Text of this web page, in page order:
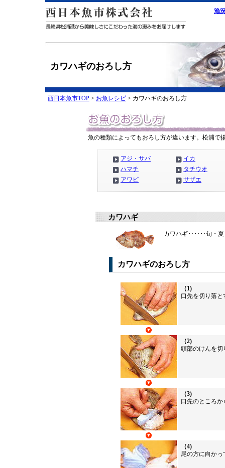
漁
カワハギのおろし方
西日本魚市TOP > お魚レシピ > カワハギのおろし方
魚の種類によってもおろし方が違います。松浦で
アジ・サバ
イカ
ハマチ
タチウオ
アワビ
サザエ
カワハギ
カワハギ‥‥‥旬・夏
カワハギのおろし方
（1)
口先を切り落と
（2)
頭部のけんを切
（3)
口先のところ
（4)
尾の方に向か